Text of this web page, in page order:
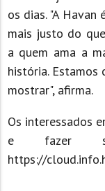
os dias. "A Havan
mais justo do
a quem ama a
história. Estamos
mostrar", afirma.
Os interessados
e fazer
https://